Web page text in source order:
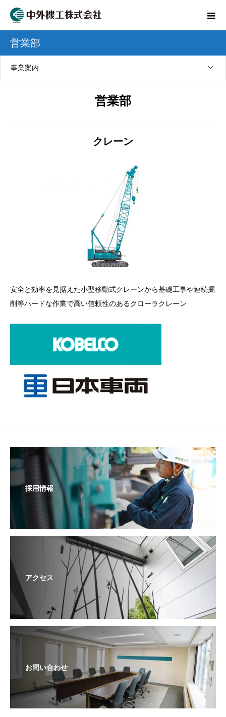
営業部
事業案内
営業部
クレーン
安全と効率を見据えた小型移動式クレーンから基礎工事や連続掘
削等ハードな作業で高い信頼性のあるクローラクレーン
採用情報
アクセス
お問い合わせ